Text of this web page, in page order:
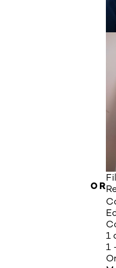
ANTERIOR
1
1